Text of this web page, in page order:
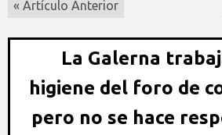
« Artículo Anterior
La Galerna
higiene del foro de
pero no se hace